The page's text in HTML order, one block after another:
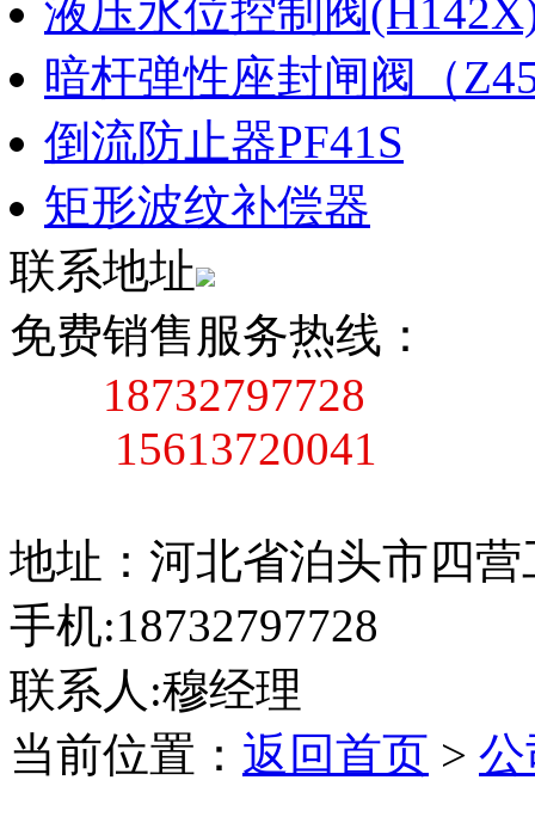
液压水位控制阀
暗杆弹性座封闸阀（
倒流防止器PF41S
矩形波纹补偿器
联系地址
免费销售服务热线：
18732797728
15613720041
地址：河北省泊头市四营
手机:18732797728
联系人:穆经理
当前位置： 返回首页 >